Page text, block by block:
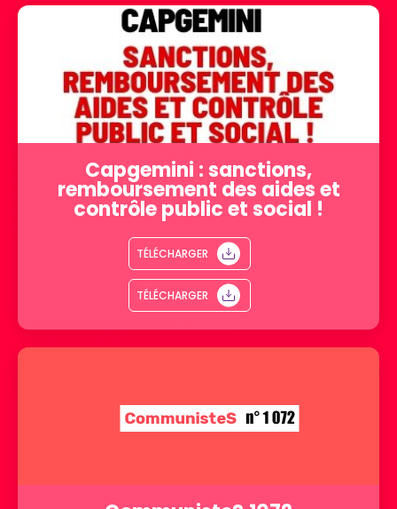
Capgemini : sanctions,
remboursement des aides et
contrôle public et social !
TÉLÉCHARGER
TÉLÉCHARGER